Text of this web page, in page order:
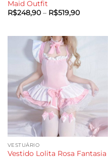
Maid Outfit
R$248,90 – R$519,90Faixa
através
VESTUÁRIO
Vestido Lolita Rosa Fantasia